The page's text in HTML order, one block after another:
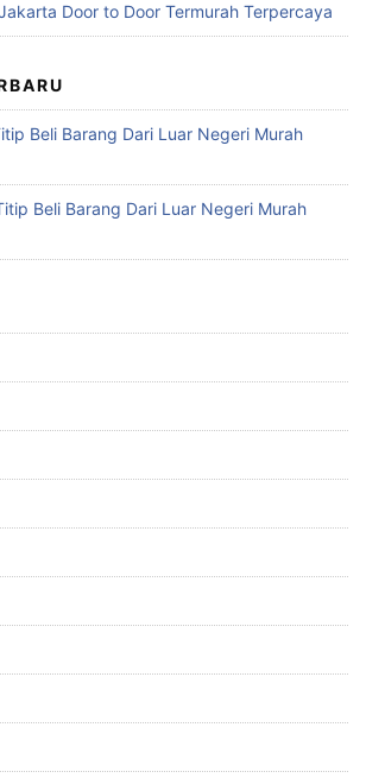
Door to Door Termurah Terpercaya
Beli Barang Dari Luar Negeri Murah
Beli Barang Dari Luar Negeri Murah